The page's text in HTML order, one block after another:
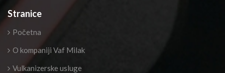
Stranice
Početna
O kompaniji Vaf Milak
Vulkanizerske usluge